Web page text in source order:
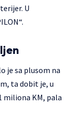
U
je sa plusom na
ta dobit je, u
miliona KM, pala